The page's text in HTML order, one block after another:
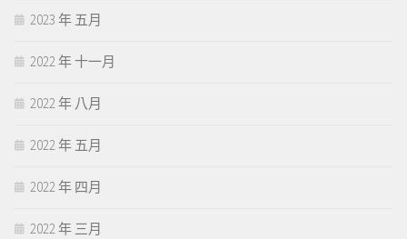
2023 年 五月
2022 年 十一月
2022 年 八月
2022 年 五月
2022 年 四月
2022 年 三月